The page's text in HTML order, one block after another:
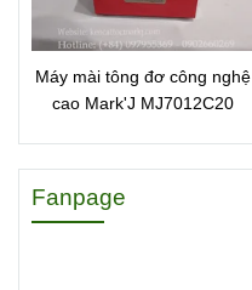
Máy mài tông đơ công nghệ
cao Mark'J MJ7012C20
Fanpage